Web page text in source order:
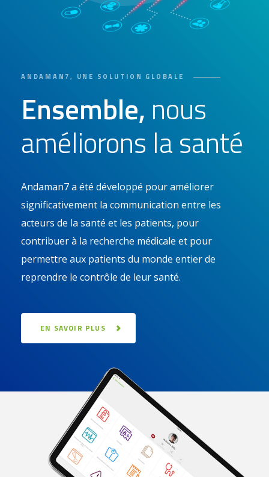
ANDAMAN7, UNE SOLUTION GLOBALE
Ensemble, nous
améliorons la santé
Andaman7 a été développé pour améliorer
significativement la communication entre les
acteurs de la santé et les patients, pour
contribuer à la recherche médicale et pour
permettre aux patients du monde entier de
reprendre le contrôle de leur santé.
EN SAVOIR PLUS